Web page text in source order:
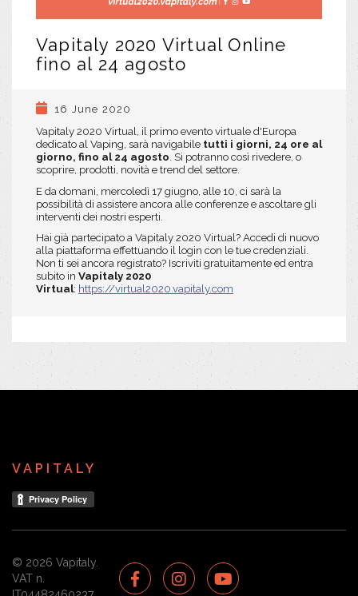
Vapitaly 2020 Virtual Online
fino al 24 agosto
16 June 2020
Vapitaly 2020 Virtual, il primo evento virtuale d'Europa
dedicato al Vaping, sarà navigabile tutti i giorni, 24 ore al
giorno, fino al 24 agosto Si potranno così rivedere, o
scoprire, prodotti, novità e trend del settore.
E da domani, mercoledì 17 giugno, alle 10, ci sarà la
possibilità di assistere ancora alle conferenze e ascoltare gli
interventi dei nostri esperti.
Hai già partecipato a Vapitaly 2020 Virtual? Accedi di nuovo
alla piattaforma effettuando il login con le tue credenziali.
Non ti sei ancora registrato? Iscriviti gratuitamente ed entra
subito in Vapitaly 2020
Virtual: https://virtual2020.vapitaly.com
VAPITALY
© 2026 Vapitaly.
VAT n.